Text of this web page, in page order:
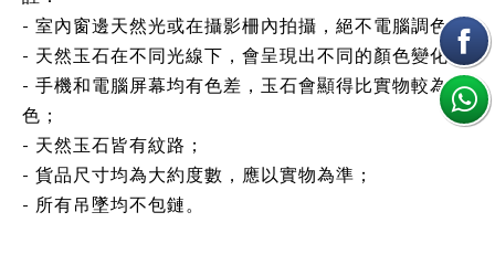
- 室內窗邊天然光或在攝影柵內拍攝，絕不電腦調色；
- 天然玉石在不同光線下，會呈現出不同的顏色變化；
- 手機和電腦屏幕均有色差，玉石會顯得比實物較為鮮
色；
- 天然玉石皆有紋路；
- 貨品尺寸均為大約度數，應以實物為準；
- 所有吊墜均不包鏈。